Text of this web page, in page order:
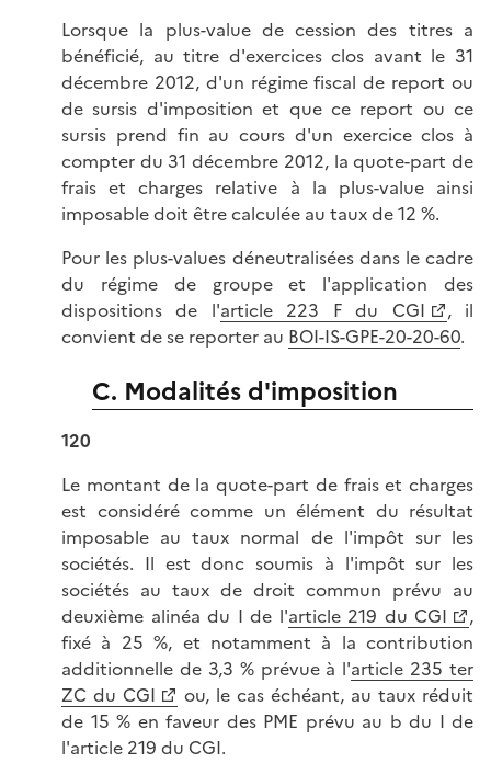
Lorsque la plus-value de cession des titres a
bénéficié, au titre d'exercices clos avant le 31
décembre 2012, d'un régime fiscal de report ou
de sursis d'imposition et que ce report ou ce
sursis prend fin au cours d'un exercice clos à
compter du 31 décembre 2012, la quote-part de
frais et charges relative à la plus-value ainsi
imposable doit être calculée au taux de 12 %.
Pour les plus-values déneutralisées dans le cadre
du régime de groupe et l'application des
dispositions de l'article 223 F du CGI
, il
convient de se reporter au BOI-IS-GPE-20-20-60.
C. Modalités d'imposition
120
Le montant de la quote-part de frais et charges
est considéré comme un élément du résultat
imposable au taux normal de l'impôt sur les
sociétés. Il est donc soumis à l'impôt sur les
sociétés au taux de droit commun prévu au
deuxième alinéa du I de l'article 219 du CGI
,
fixé à 25 %, et notamment à la contribution
additionnelle de 3,3 % prévue à l'article 235 ter
ZC du CGI
ou, le cas échéant, au taux réduit
de 15 % en faveur des PME prévu au b du I de
l'article 219 du CGI.